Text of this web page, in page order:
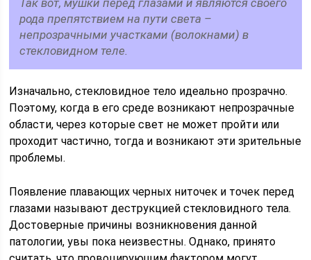
Так вот, мушки перед глазами и являются своего
рода препятствием на пути света –
непрозрачными участками (волокнами) в
стекловидном теле.
Изначально, стекловидное тело идеально прозрачно.
Поэтому, когда в его среде возникают непрозрачные
области, через которые свет не может пройти или
проходит частично, тогда и возникают эти зрительные
проблемы.
Появление плавающих черных ниточек и точек перед
глазами называют деструкцией стекловидного тела.
Достоверные причины возникновения данной
патологии, увы пока неизвестны. Однако, принято